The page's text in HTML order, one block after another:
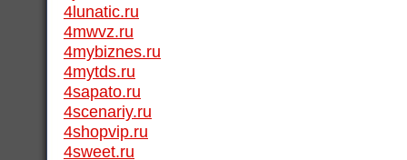
4lunatic.ru
4mwvz.ru
4mybiznes.ru
4mytds.ru
4sapato.ru
4scenariy.ru
4shopvip.ru
4sweet.ru